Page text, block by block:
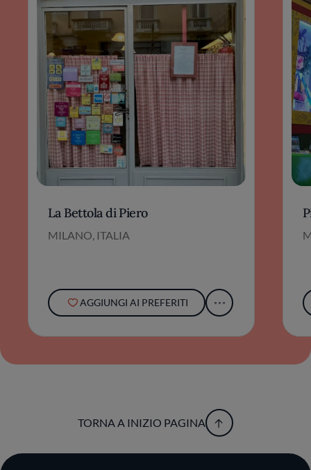
La Bettola di Piero
MILANO, ITALIA
AGGIUNGI AI PREFERITI
TORNA A INIZIO PAGINA